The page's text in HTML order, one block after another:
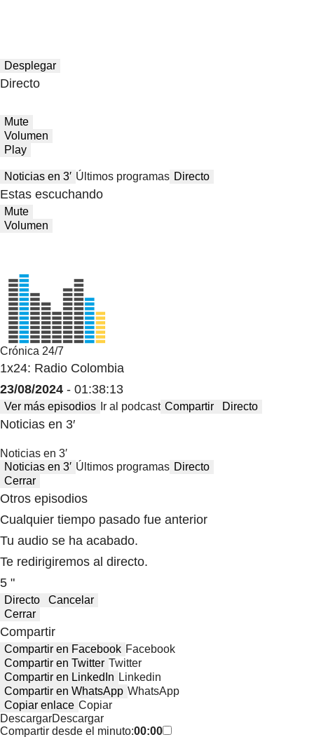
Desplegar
Directo
Mute
Volumen
Play
Noticias en 3′ Últimos programas Directo
Estas escuchando
Mute
Volumen
Crónica 24/7
1x24: Radio Colombia
23/08/2024 - 01:38:13
Ver más episodios Ir al podcast Compartir Directo
Noticias en 3′
Noticias en 3′
Noticias en 3′ Últimos programas Directo
Cerrar
Otros episodios
Cualquier tiempo pasado fue anterior
Tu audio se ha acabado.
Te redirigiremos al directo.
5 "
Directo
Cancelar
Cerrar
Compartir
Compartir en Facebook Facebook
Compartir en Twitter Twitter
Compartir en LinkedIn Linkedin
Compartir en WhatsApp WhatsApp
Copiar enlace Copiar
DescargarDescargar
Compartir desde el minuto:00:00